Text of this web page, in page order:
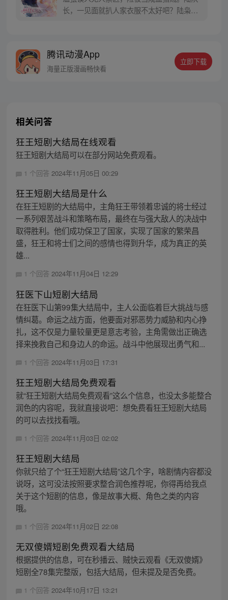
长，一见面就扒人家衣服不太好吧？陆枭冷
背后，罪恶的威胁逐渐逼近……
腾讯动漫App
海量正版漫画畅快看
立即下载
相关问答
狂王短剧大结局在线观看
狂王短剧大结局可以在部分网站免费观看。
1 个回答 2024年11月05日 00:29
狂王短剧大结局是什么
在狂王短剧的大结局中，主角狂王带领着忠诚的将士经过
一系列艰苦战斗和策略布局，最终在与强大敌人的决战中
取得胜利。他们成功保卫了国家，实现了国家的繁荣昌
盛，狂王和将士们之间的感情也得到升华，成为真正的英
雄...
1 个回答 2024年11月04日 12:29
狂医下山短剧大结局
在狂医下山第99集大结局中，主人公面临着巨大挑战与感
情纠葛。命运之战方面，他要面对邪恶势力威胁和内心挣
扎，这不仅是力量较量更是意志考验，主角需做出正确选
择来挽救自己和身边人的命运。战斗中他展现出勇气和...
1 个回答 2024年11月03日 17:31
狂王短剧大结局免费观看
就“狂王短剧大结局免费观看”这么个信息，也没太多能整合
润色的内容呢，我就直接说吧：想免费看狂王短剧大结局
的可以去找找看哦。
1 个回答 2024年11月03日 02:02
狂王短剧大结局
你就只给了个“狂王短剧大结局”这几个字，啥剧情内容都没
说呀，这可没法按照要求整合润色推荐呢，你得再给我点
关于这个短剧的信息，像是故事大概、角色之类的内容
哦。
1 个回答 2024年11月02日 22:08
无双傻婿短剧免费观看大结局
根据提供的信息，可在秒播云、贼快云观看《无双傻婿》
短剧全78集完整版，包括大结局，但未提及是否免费。
1 个回答 2024年10月17日 13:21